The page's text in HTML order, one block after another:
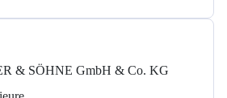
& SÖHNE GmbH & Co. KG